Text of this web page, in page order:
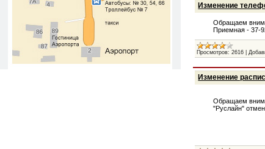
Изменение
Обращаем
Приемная - 37-
Просмотров: 2616 |
Изменение
Обращаем
"Руслайн"